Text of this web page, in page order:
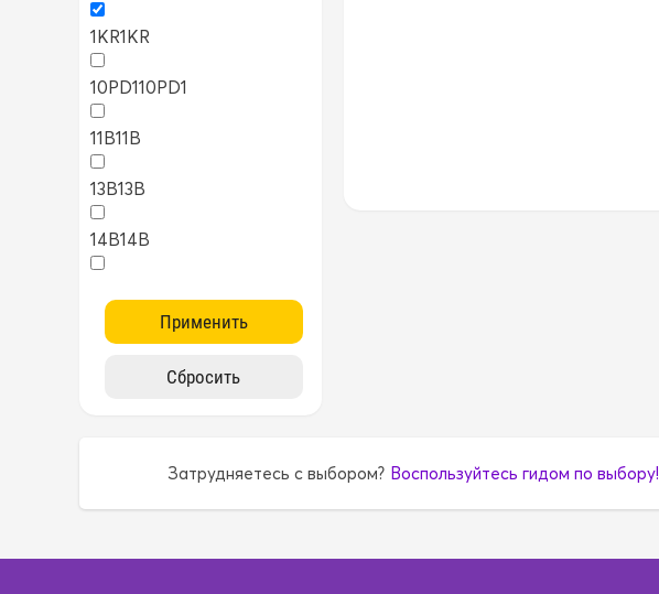
1KR1KR
10PD110PD1
11B11B
13B13B
14B14B
1AZ1AZ
Затрудняетесь с выбором? Воспользуйтесь гидом по выбору!